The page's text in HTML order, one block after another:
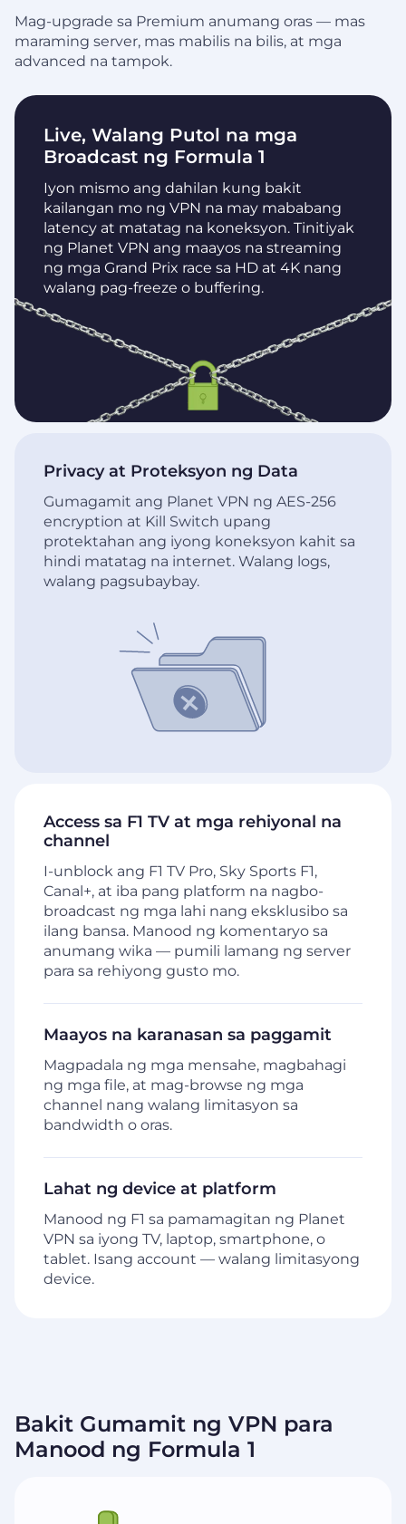
Mag-upgrade sa Premium anumang oras — mas
maraming server, mas mabilis na bilis, at mga
advanced na tampok.
Live, Walang Putol na mga
Broadcast ng Formula 1
Iyon mismo ang dahilan kung bakit
kailangan mo ng VPN na may mababang
latency at matatag na koneksyon. Tinitiyak
ng Planet VPN ang maayos na streaming
ng mga Grand Prix race sa HD at 4K nang
walang pag-freeze o buffering.
Access sa F1 TV at mga rehiyonal na
channel
I-unblock ang F1 TV Pro, Sky Sports F1,
Canal+, at iba pang platform na nagbo-
broadcast ng mga lahi nang eksklusibo sa
ilang bansa. Manood ng komentaryo sa
anumang wika — pumili lamang ng server
para sa rehiyong gusto mo.
Maayos na karanasan sa paggamit
Magpadala ng mga mensahe, magbahagi
ng mga file, at mag-browse ng mga
channel nang walang limitasyon sa
bandwidth o oras.
Lahat ng device at platform
Manood ng F1 sa pamamagitan ng Planet
VPN sa iyong TV, laptop, smartphone, o
tablet. Isang account — walang limitasyong
device.
Privacy at Proteksyon ng Data
Gumagamit ang Planet VPN ng AES-256
encryption at Kill Switch upang
protektahan ang iyong koneksyon kahit sa
hindi matatag na internet. Walang logs,
walang pagsubaybay.
Bakit Gumamit ng VPN para
Manood ng Formula 1